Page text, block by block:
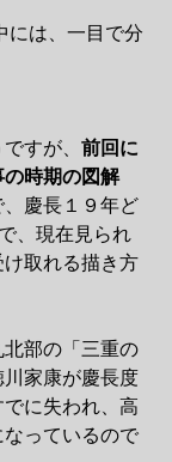
には、一目で分
すが、 前回に
時期の図解
慶長１９年ど
、現在見られ
取れる描き方
部の「三重の
家康が慶長度
に失われ、高
っているので